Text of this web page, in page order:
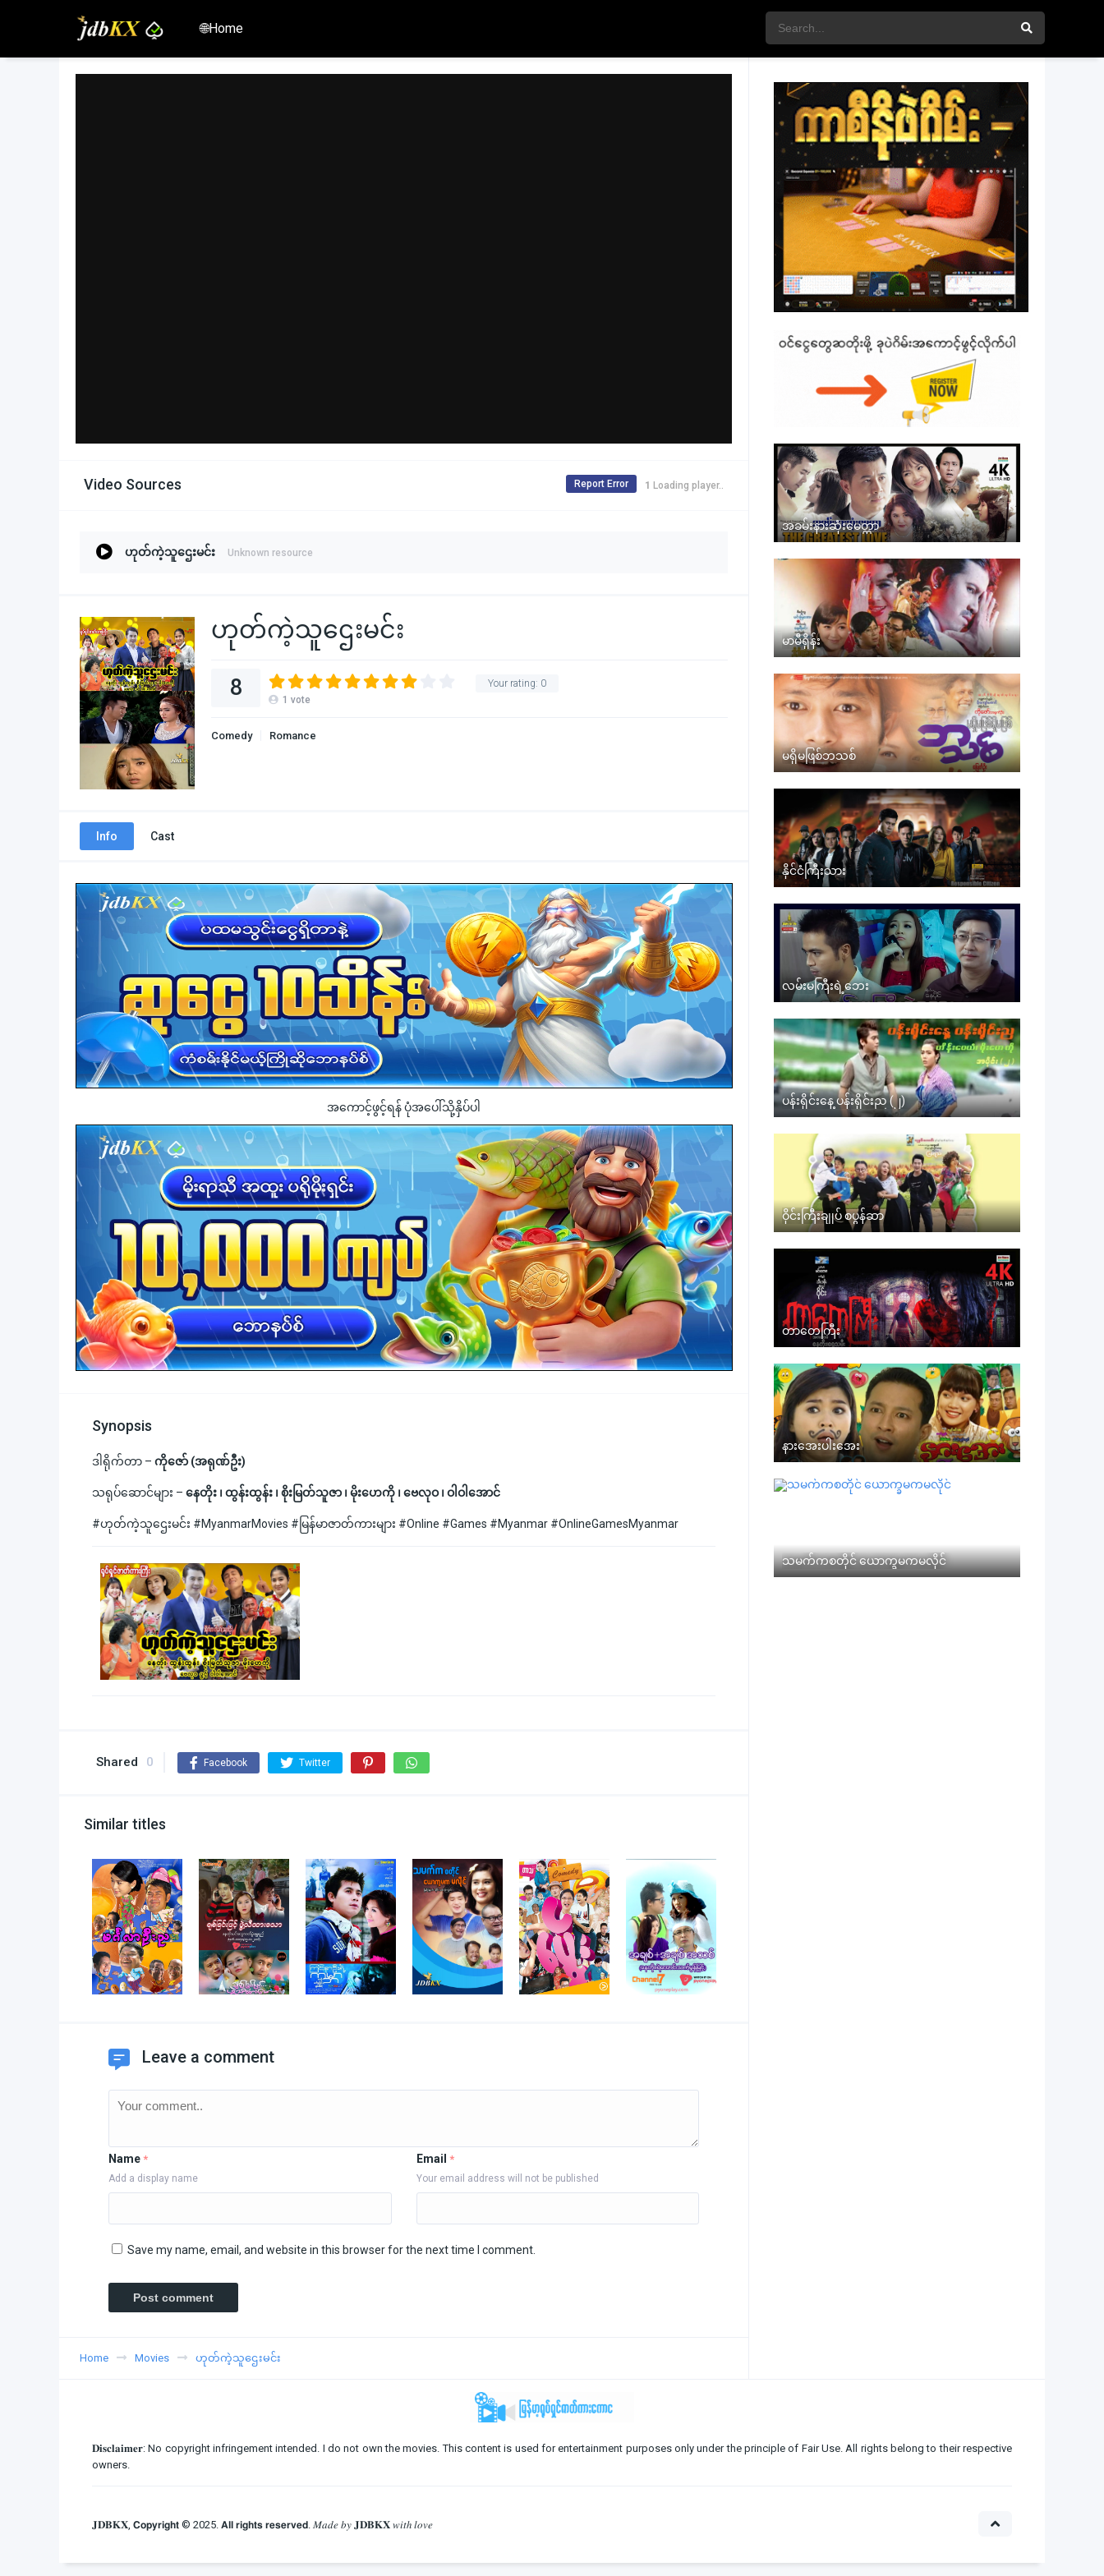
🌐Home
Video Sources Loading player..
Report Error
ဟုတ်ကဲ့သူဌေးမင်း Unknown resource
ဟုတ်ကဲ့သူဌေးမင်း
Your rating: 0
8 1 vote
Comedy Romance
Info Cast
အကောင့်ဖွင့်ရန် ပုံအပေါ်သို့နှိပ်ပါ
Synopsis
ဒါရိုက်တာ – ကိုဇော် (အရုဏ်ဦး)
သရုပ်ဆောင်များ – နေတိုး ၊ ထွန်းထွန်း ၊ စိုးမြတ်သူဇာ ၊ မိုးဟေကို ၊ ဗေလုဝ ၊ ဝါဝါအောင်
#ဟုတ်ကဲ့သူဌေးမင်း #MyanmarMovies #မြန်မာဇာတ်ကားများ #Online #Games #Myanmar #OnlineGamesMyanmar
Shared 0 Facebook Twitter
Similar titles
Leave a comment
Name *
Add a display name
Email *
Your email address will not be published
Save my name, email, and website in this browser for the next time I comment.
Home Movies ဟုတ်ကဲ့သူဌေးမင်း
အခမ်းနားဆုံးမေတ္တာ
မာမီရှိန်း
မရှိမဖြစ်ဘသစ်
နိုင်ငံကြီးသား
လမ်းမကြီးရဲ့ဘေး
ပန်းရိုင်းနေ့ ပန်းရိုင်းည (၂)
ဝိုင်းကြီးချုပ် စပွန်ဆာ
တာတေကြီး
နားအေးပါးအေး
သမက်ကစတိုင် ယောက္ခမကမလိုင်
𝐃𝐢𝐬𝐜𝐥𝐚𝐢𝐦𝐞𝐫: No copyright infringement intended. I do not own the movies. This content is used for entertainment purposes only under the principle of Fair Use. All rights belong to their respective
owners.
𝐉𝐃𝐁𝐊𝐗, 𝗖𝗼𝗽𝘆𝗿𝗶𝗴𝗵𝘁 © 2025. 𝗔𝗹𝗹 𝗿𝗶𝗴𝗵𝘁𝘀 𝗿𝗲𝘀𝗲𝗿𝘃𝗲𝗱. 𝑀𝑎𝑑𝑒 𝑏𝑦 𝐉𝐃𝐁𝐊𝐗 𝑤𝑖𝑡ℎ 𝑙𝑜𝑣𝑒